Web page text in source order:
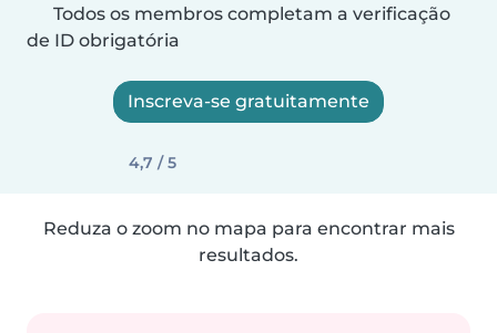
Todos os membros completam a verificação
de ID obrigatória
Inscreva-se gratuitamente
4,7 / 5
Reduza o zoom no mapa para encontrar mais
resultados.